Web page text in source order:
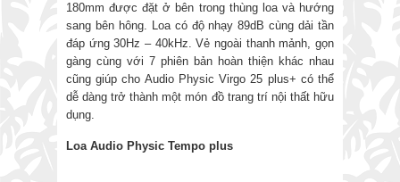
180mm được đặt ở bên trong thùng loa và hướng
sang bên hông. Loa có độ nhạy 89dB cùng dải tần
đáp ứng 30Hz – 40kHz. Vẻ ngoài thanh mảnh, gọn
gàng cùng với 7 phiên bản hoàn thiện khác nhau
cũng giúp cho Audio Physic Virgo 25 plus+ có thể
dễ dàng trở thành một món đồ trang trí nội thất hữu
dụng.
Loa Audio Physic Tempo plus